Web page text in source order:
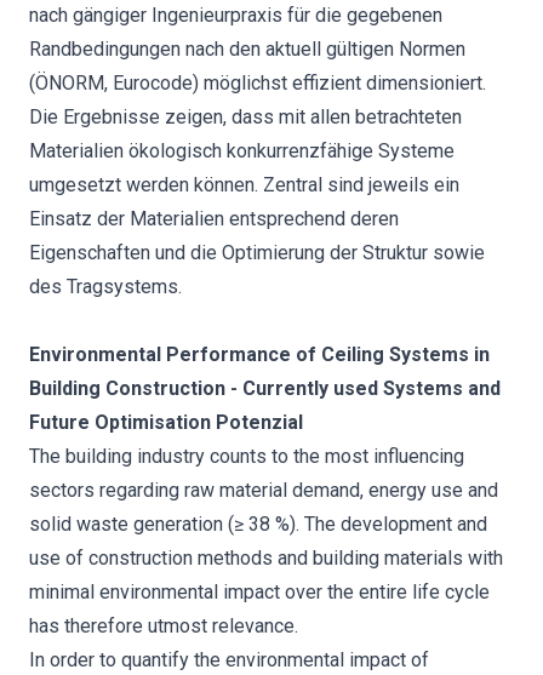
nach gängiger Ingenieurpraxis für die gegebenen
Randbedingungen nach den aktuell gültigen Normen
(ÖNORM, Eurocode) möglichst effizient dimensioniert.
Die Ergebnisse zeigen, dass mit allen betrachteten
Materialien ökologisch konkurrenzfähige Systeme
umgesetzt werden können. Zentral sind jeweils ein
Einsatz der Materialien entsprechend deren
Eigenschaften und die Optimierung der Struktur sowie
des Tragsystems.
Environmental Performance of Ceiling Systems in
Building Construction - Currently used Systems and
Future Optimisation Potenzial
The building industry counts to the most influencing
sectors regarding raw material demand, energy use and
solid waste generation (≥ 38 %). The development and
use of construction methods and building materials with
minimal environmental impact over the entire life cycle
has therefore utmost relevance.
In order to quantify the environmental impact of